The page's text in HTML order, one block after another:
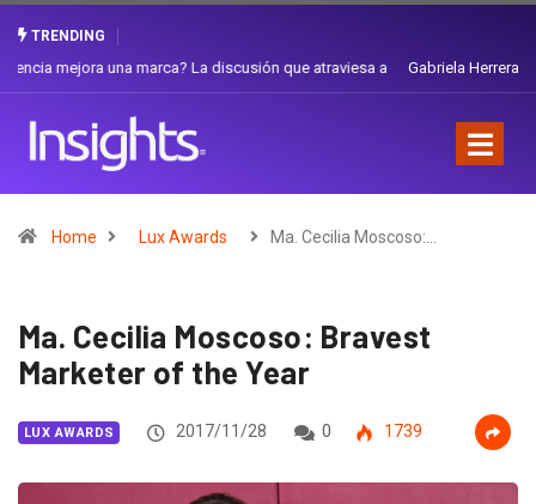
TRENDING
Gabriela Herrera y el arte de cambiarse el sombrero en Corporación
Home Lux Awards Ma. Cecilia Moscoso:…
Ma. Cecilia Moscoso: Bravest
Marketer of the Year
LUX AWARDS 2017/11/28 0 1739